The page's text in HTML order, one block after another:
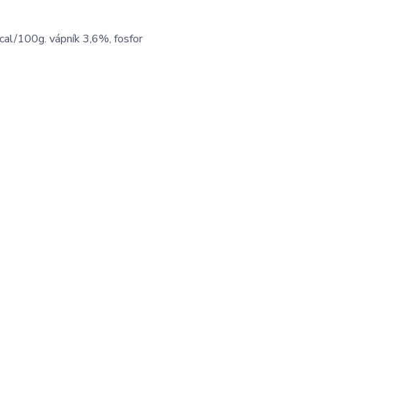
100g. vápník 3,6%, fosfor